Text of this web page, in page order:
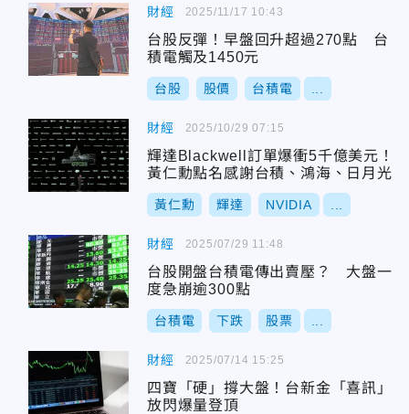
財經
台股反彈！早盤回升超過270點 台
積電觸及1450元
台股 股價 台積電
2025/11/17 10:43
財經
輝達Blackwell訂單爆衝5千億美元！
黃仁勳點名感謝台積、鴻海、日月光
黃仁勳 輝達 NVIDIA
2025/10/29 07:15
財經
台股開盤台積電傳出賣壓？ 大盤一
度急崩逾300點
台積電 下跌 股票
2025/07/29 11:48
財經
四寶「硬」撐大盤！台新金「喜訊」
放閃爆量登頂
2025/07/14 15:25